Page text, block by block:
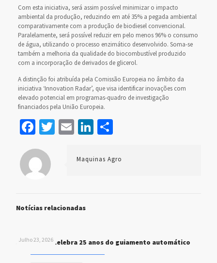
Com esta iniciativa, será assim possível minimizar o impacto
ambiental da produção, reduzindo em até 35% a pegada ambiental
comparativamente com a produção de biodiesel convencional.
Paralelamente, será possível reduzir em pelo menos 96% o consumo
de água, utilizando o processo enzimático desenvolvido. Soma-se
também a melhoria da qualidade do biocombustível produzido
com a incorporação de derivados de glicerol.
A distinção foi atribuída pela Comissão Europeia no âmbito da
iniciativa ‘Innovation Radar’, que visa identificar inovações com
elevado potencial em programas-quadro de investigação
financiados pela União Europeia.
Facebook
Twitter
EmailLinkedIn
Share
Maquinas Agro
Notícias relacionadas
Julho 23, 2026
John Deere celebra 25 anos do guiamento automático